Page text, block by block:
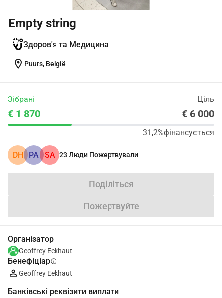
Empty string
Здоров'я та Медицина
location_on Puurs, België
Зібрані Ціль
€ 1 870 € 6 000
31,2%фінансується
DH PA SA 23Люди Пожертвували
Поділіться
Пожертвуйте
Організатор
Geoffrey Eekhaut
Бенефіціарinfo
Geoffrey Eekhaut
Банківські реквізити виплати